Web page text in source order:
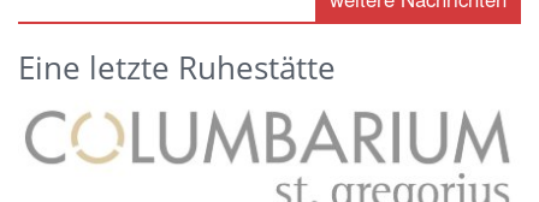
Eine letzte Ruhestätte